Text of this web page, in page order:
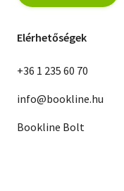
Elérhetőségek
+36 1 235 60 70
info@bookline.hu
Bookline Bolt